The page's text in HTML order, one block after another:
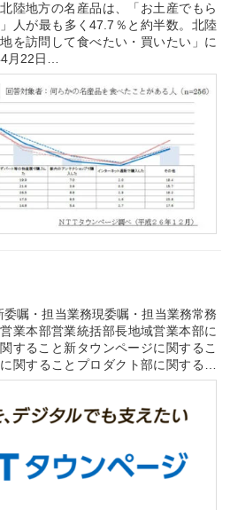
陸地方の名産品は、「お土産でもら
人が最も多く47.7％と約半数。北陸
を訪問して食べたい・買いたい」に
月22日
業本部 NTTタウンページ株式会...
嘱・担当業務現委嘱・担当業務常務
業本部営業統括部長地域営業本部に
すること新タウンページに関するこ
関することプロダクト部に関するこ
と 【...